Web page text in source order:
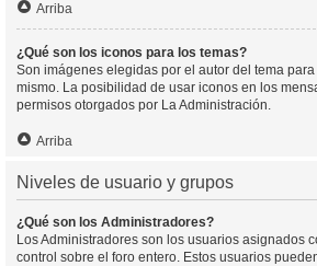
Arriba
¿Qué son los iconos para los temas?
Son imágenes elegidas por el autor del tema
mismo. La posibilidad de usar iconos en los
permisos otorgados por La Administración.
Arriba
Niveles de usuario y grupos
¿Qué son los Administradores?
Los Administradores son los usuarios asignados
control sobre el foro entero. Estos usuarios